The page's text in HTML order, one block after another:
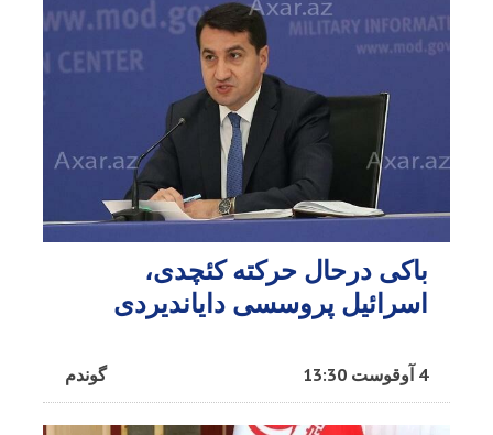
باکی درحال حرکته کئچدی،
اسرائیل پروسسی دایاندیردی
گوندم 4 آوقوست 13:30